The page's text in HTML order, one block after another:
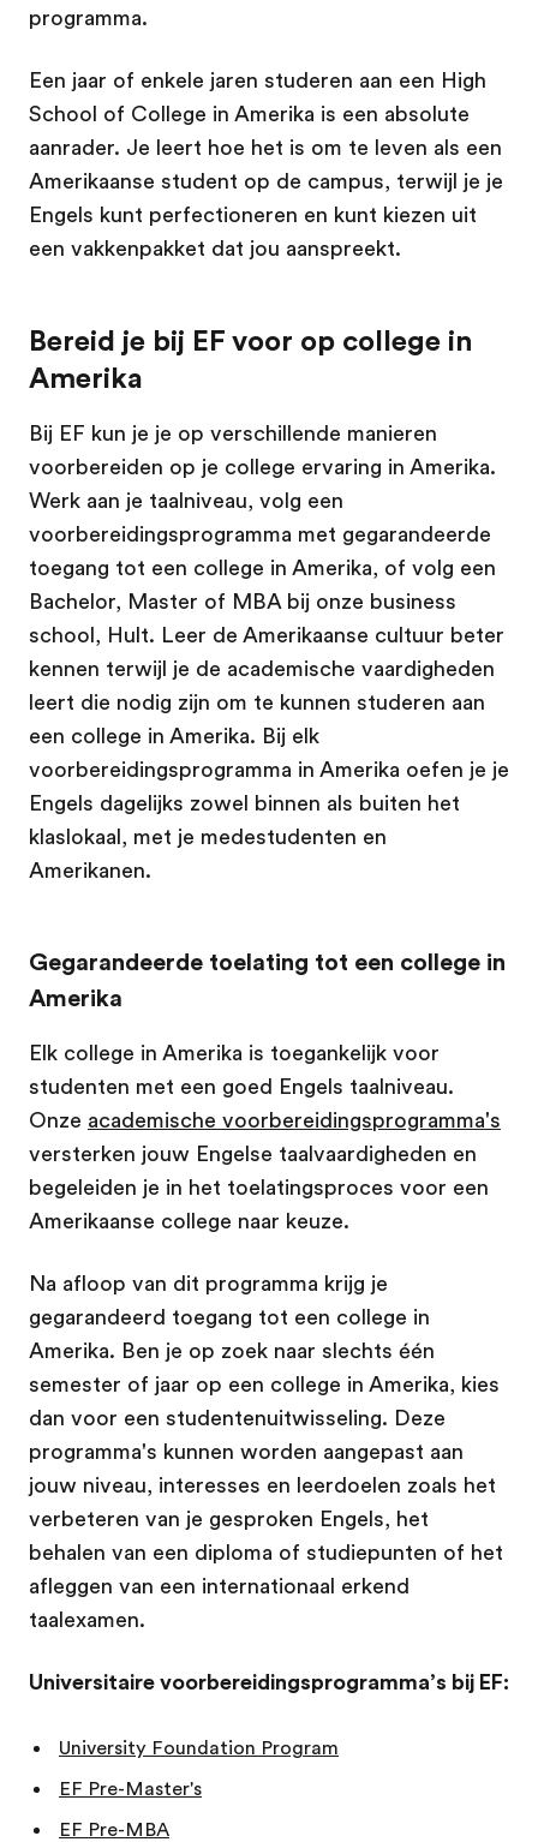
programma.
Een jaar of enkele jaren studeren aan een High
School of College in Amerika is een absolute
aanrader. Je leert hoe het is om te leven als een
Amerikaanse student op de campus, terwijl je je
Engels kunt perfectioneren en kunt kiezen uit
een vakkenpakket dat jou aanspreekt.
Bereid je bij EF voor op college in
Amerika
Bij EF kun je je op verschillende manieren
voorbereiden op je college ervaring in Amerika.
Werk aan je taalniveau, volg een
voorbereidingsprogramma met gegarandeerde
toegang tot een college in Amerika, of volg een
Bachelor, Master of MBA bij onze business
school, Hult. Leer de Amerikaanse cultuur beter
kennen terwijl je de academische vaardigheden
leert die nodig zijn om te kunnen studeren aan
een college in Amerika. Bij elk
voorbereidingsprogramma in Amerika oefen je je
Engels dagelijks zowel binnen als buiten het
klaslokaal, met je medestudenten en
Amerikanen.
Gegarandeerde toelating tot een college in
Amerika
Elk college in Amerika is toegankelijk voor
studenten met een goed Engels taalniveau.
Onze academische voorbereidingsprogramma's
versterken jouw Engelse taalvaardigheden en
begeleiden je in het toelatingsproces voor een
Amerikaanse college naar keuze.
Na afloop van dit programma krijg je
gegarandeerd toegang tot een college in
Amerika. Ben je op zoek naar slechts één
semester of jaar op een college in Amerika, kies
dan voor een studentenuitwisseling. Deze
programma's kunnen worden aangepast aan
jouw niveau, interesses en leerdoelen zoals het
verbeteren van je gesproken Engels, het
behalen van een diploma of studiepunten of het
afleggen van een internationaal erkend
taalexamen.
Universitaire voorbereidingsprogramma’s bij EF:
University Foundation Program
EF Pre-Master's
EF Pre-MBA